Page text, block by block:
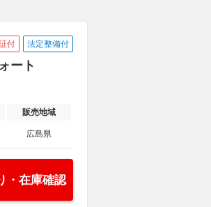
付 法定整備付
ート
販売地域
広島県
・在庫確認